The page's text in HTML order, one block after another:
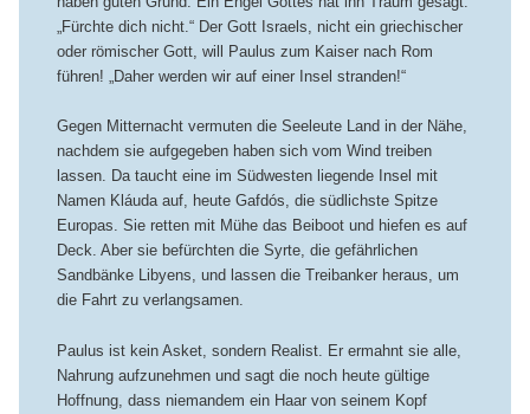
„Fürchte dich nicht.“ Der Gott Israels, nicht ein griechischer
oder römischer Gott, will Paulus zum Kaiser nach Rom
führen! „Daher werden wir auf einer Insel stranden!“
Gegen Mitternacht vermuten die Seeleute Land in der Nähe,
nachdem sie aufgegeben haben sich vom Wind treiben
lassen. Da taucht eine im Südwesten liegende Insel mit
Namen Kláuda auf, heute Gafdós, die südlichste Spitze
Europas. Sie retten mit Mühe das Beiboot und hiefen es auf
Deck. Aber sie befürchten die Syrte, die gefährlichen
Sandbänke Libyens, und lassen die Treibanker heraus, um
die Fahrt zu verlangsamen.
Paulus ist kein Asket, sondern Realist. Er ermahnt sie alle,
Nahrung aufzunehmen und sagt die noch heute gültige
Hoffnung, dass niemandem ein Haar von seinem Kopf